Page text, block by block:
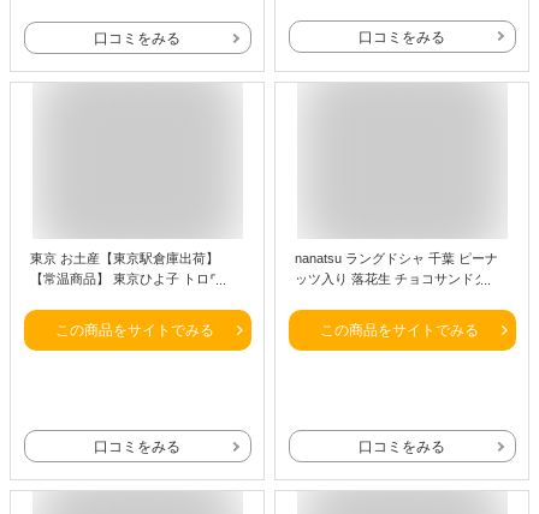
口コミをみる 口コミをみる
東京 お土産【東京駅倉庫出荷】
【常温商品】 東京ひよ子 トロワア
HANAGATAYA限定 和洋菓子 洋菓子
この商品をサイトでみる
口コミをみる
nanatsu ラングドシャ 千葉 ピーナ
ッツ入り 落花生 チョコサンドクッ
Langue de Chat from Japan
この商品をサイトでみる
口コミをみる